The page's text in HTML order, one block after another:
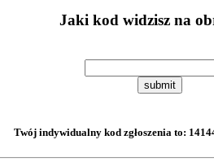
Jaki kod widzisz na
submit
Twój indywidualny kod zgłoszenia to: